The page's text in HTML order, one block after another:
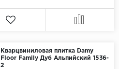
SPC Promo
Кварцвиниловая плитка Damy
Floor Family Дуб Альпийский 1536-
2